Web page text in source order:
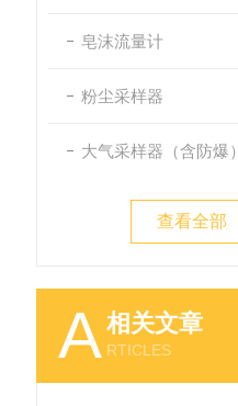
皂沫流量计
粉尘采样器
大气采样器（含防爆）
查看全部
A相关文章
RTICLES